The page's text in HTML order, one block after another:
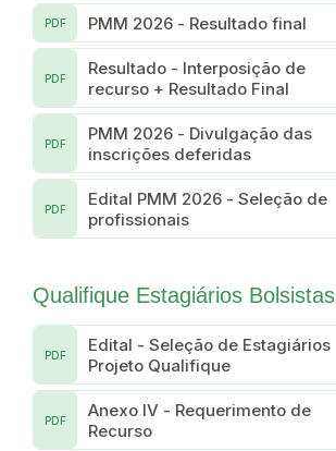
PMM 2026 - Resultado final
PDF
Resultado - Interposição de
recurso + Resultado Final
PDF
PMM 2026 - Divulgação das
inscrições deferidas
PDF
Edital PMM 2026 - Seleção de
profissionais
PDF
Qualifique Estagiários Bolsistas
Edital - Seleção de Estagiários
Projeto Qualifique
PDF
Anexo IV - Requerimento de
Recurso
PDF